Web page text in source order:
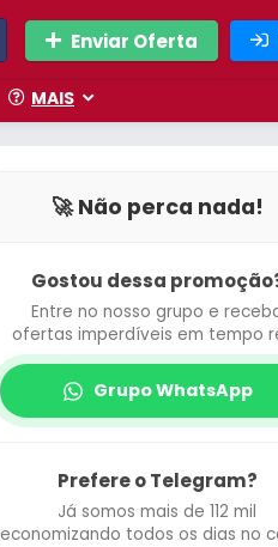
Enviar Oferta
MAIS
🚀 Não perca nada!
Gostou dessa
Entre no nosso grupo e
ofertas imperdíveis em tempo
Grupo WhatsApp
Prefere o Telegram?
Já somos mais de 112 mil
economizando todos os dias no